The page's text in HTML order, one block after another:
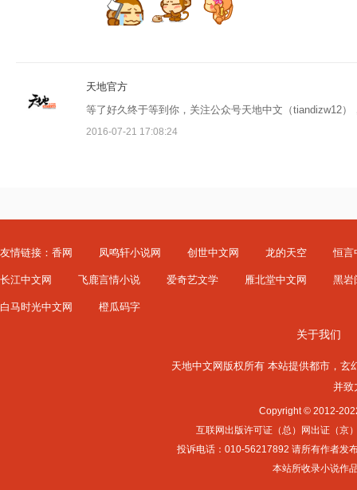
天地官方
等了好久终于等到你，关注公众号天地中文（tiandizw12）
2016-07-21 17:08:24
友情链接： 香网 凤鸣轩小说网 创世中文网 龙的天空 恒言
长江中文网 飞鹿言情小说 爱奇艺文学 雁北堂中文网 黑岩
白马时光中文网 橙瓜码字
关于我们
天地中文网版权所有 本站提供都市， 玄
并致
Copyright © 2012-
互联网出版许可证（总）网出证（京
投诉电话：010-56217892 请所有作者发
本站所收录小说作